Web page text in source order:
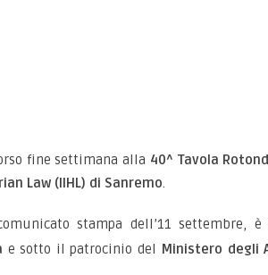
fine settimana alla 40^ Tavola
Law (IIHL) di Sanremo.
stampa dell’11 settembre, è
e sotto il patrocinio del Ministero degli